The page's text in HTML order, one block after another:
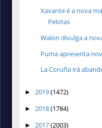
Xavante é a nova
Pelotas
Walon divulga a
Puma apresenta
La Coruña irá
► 2019(1472)
► 2018(1784)
► 2017(2003)